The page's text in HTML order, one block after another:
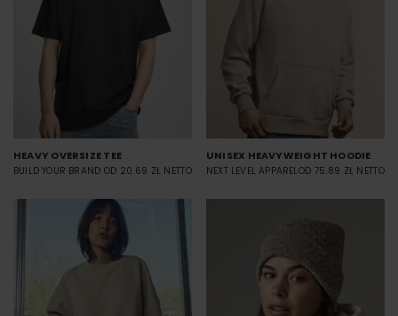
HEAVY OVERSIZE TEE
BUILD YOUR BRAND OD 20.69 ZŁ NETTO
UNISEX HEAVYWEIGHT HOODIE
NEXT LEVEL APPARELOD 75.89 ZŁ NETTO